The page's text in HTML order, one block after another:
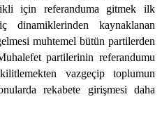
için referanduma gitmek ilk
dinamiklerinden kaynaklanan
muhtemel bütün partilerden
partilerinin referandumu
vazgeçip toplumun
rekabete girişmesi daha